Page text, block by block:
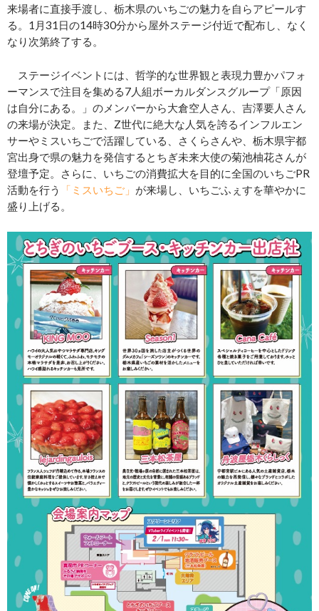
来場者に直接手渡し、栃木県のいちごの魅力を自らアピールす
る。1月31日の14時30分から屋外ステージ付近で配布し、なく
なり次第終了する。
ステージイベントには、哲学的な世界観と表現力豊かパフォ
ーマンスで注目を集める7人組ボーカルダンスグループ「原因
は自分にある。」のメンバーから大倉空人さん、吉澤要人さん
の来場が決定。また、Z世代に絶大な人気を誇るインフルエン
サーやミスいちごで活躍している、さくらさんや、栃木県宇都
宮出身で県の魅力を発信するとちぎ未来大使の菊池柚花さんが
登壇予定。さらに、いちごの消費拡大を目的に全国のいちごPR
活動を行う
「ミスいちご」 が来場し、いちごふぇすを華やかに
盛り上げる。